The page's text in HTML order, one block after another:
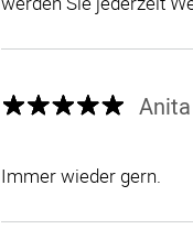
Immer wieder gern.